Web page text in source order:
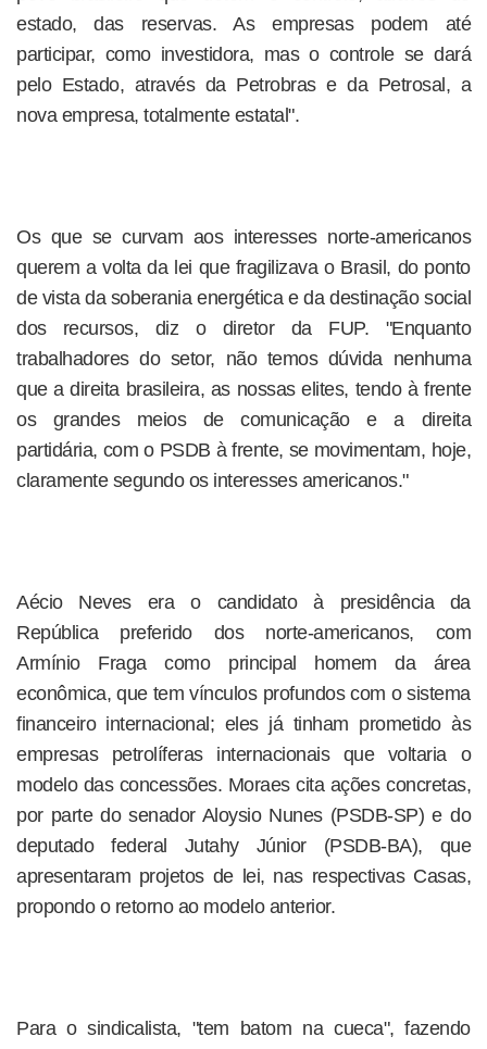
estado, das reservas. As empresas podem até
participar, como investidora, mas o controle se dará
pelo Estado, através da Petrobras e da Petrosal, a
nova empresa, totalmente estatal".
Os que se curvam aos interesses norte-americanos
querem a volta da lei que fragilizava o Brasil, do ponto
de vista da soberania energética e da destinação social
dos recursos, diz o diretor da FUP. "Enquanto
trabalhadores do setor, não temos dúvida nenhuma
que a direita brasileira, as nossas elites, tendo à frente
os grandes meios de comunicação e a direita
partidária, com o PSDB à frente, se movimentam, hoje,
claramente segundo os interesses americanos."
Aécio Neves era o candidato à presidência da
República preferido dos norte-americanos, com
Armínio Fraga como principal homem da área
econômica, que tem vínculos profundos com o sistema
financeiro internacional; eles já tinham prometido às
empresas petrolíferas internacionais que voltaria o
modelo das concessões. Moraes cita ações concretas,
por parte do senador Aloysio Nunes (PSDB-SP) e do
deputado federal Jutahy Júnior (PSDB-BA), que
apresentaram projetos de lei, nas respectivas Casas,
propondo o retorno ao modelo anterior.
Para o sindicalista, "tem batom na cueca", fazendo